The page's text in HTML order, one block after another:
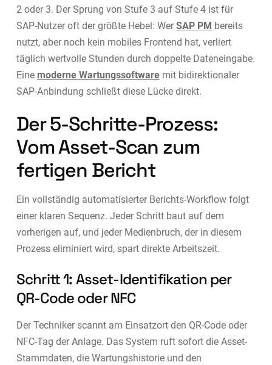
2 oder 3. Der Sprung von Stufe 3 auf Stufe 4 ist für
SAP-Nutzer oft der größte Hebel: WerSAP PM bereits
nutzt, aber noch kein mobiles Frontend hat, verliert
täglich wertvolle Stunden durch doppelte Dateneingabe.
Eine moderne Wartungssoftwaremit bidirektionaler
SAP-Anbindung schließt diese Lücke direkt.
Der 5-Schritte-Prozess:
Vom Asset-Scan zum
fertigen Bericht
Ein vollständig automatisierter Berichts-Workflow folgt
einer klaren Sequenz. Jeder Schritt baut auf dem
vorherigen auf, und jeder Medienbruch, der in diesem
Prozess eliminiert wird, spart direkte Arbeitszeit.
Schritt 1: Asset-Identifikation per
QR-Code oder NFC
Der Techniker scannt am Einsatzort den QR-Code oder
NFC-Tag der Anlage. Das System ruft sofort die Asset-
Stammdaten, die Wartungshistorie und den